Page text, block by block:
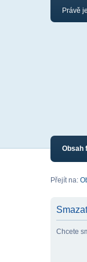
Právě
Obsah
Přejít na:
Chcete